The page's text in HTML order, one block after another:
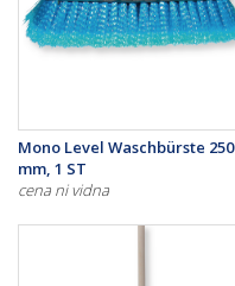
Mono Level Waschbürste 250
mm, 1 ST
cena ni vidna